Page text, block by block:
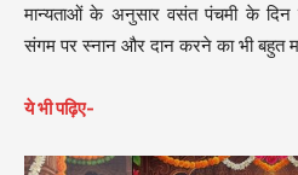
मान्यताओं के अनुसार वसंत पंचमी के दिन
संगम पर स्नान और दान करने का भी बहुत
ये भी पढ़िए-